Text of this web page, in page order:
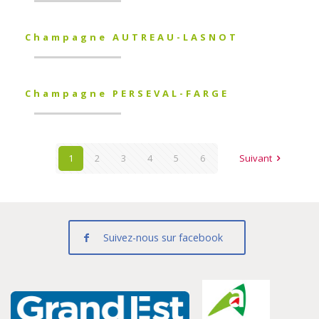
Champagne AUTREAU-LASNOT
Champagne PERSEVAL-FARGE
1 2 3 4 5 6 Suivant
Suivez-nous sur facebook